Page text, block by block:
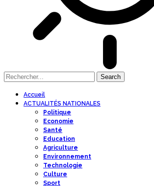
Accueil
ACTUALITÉS NATIONALES
Politique
Economie
Santé
Education
Agriculture
Environnement
Technologie
Culture
Sport